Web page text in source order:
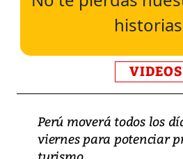
historias
VIDEOS
Perú moverá todos los
viernes para potenciar